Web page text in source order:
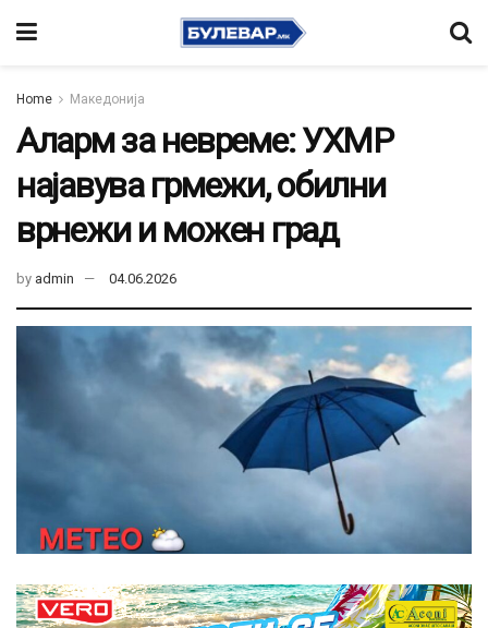
Home Македонија
Аларм за невреме: УХМР
најавува грмежи, обилни
врнежи и можен град
by admin 04.06.2026